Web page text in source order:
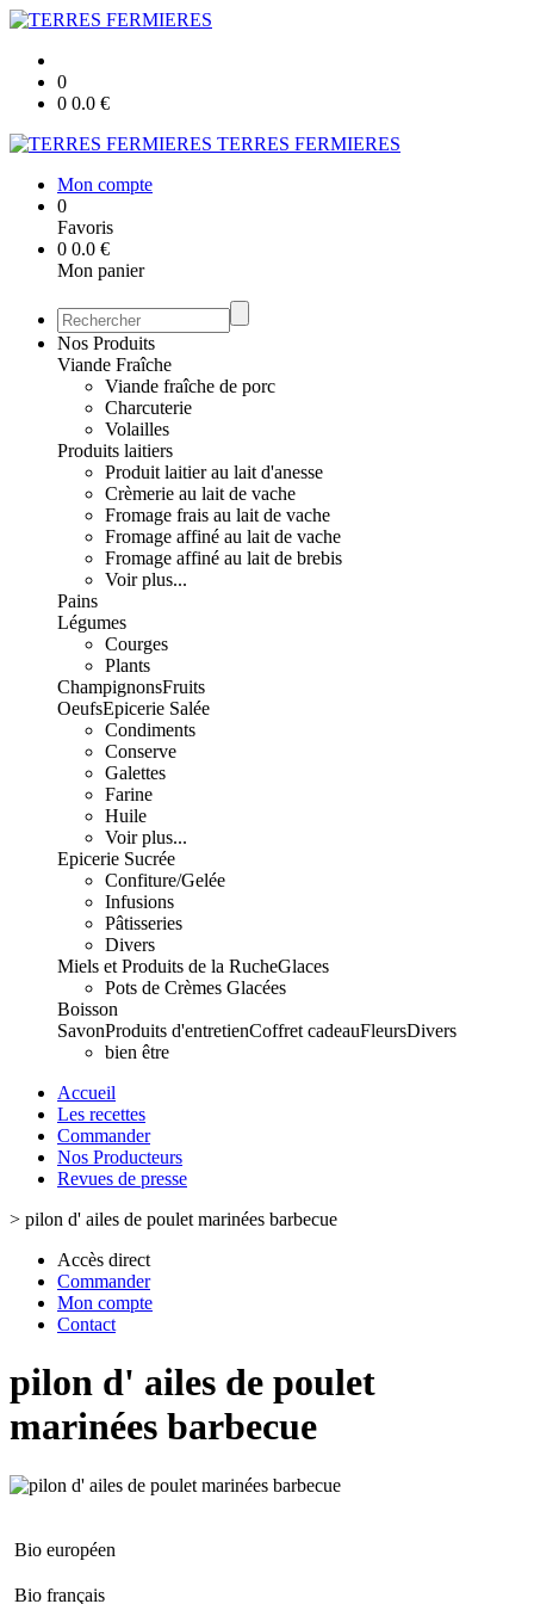
0
0 0.0 €
TERRES FERMIERES
Mon compte
0
Favoris
0 0.0 €
Mon panier
Nos Produits
Viande Fraîche
Viande fraîche de porc
Charcuterie
Volailles
Produits laitiers
Produit laitier au lait d'anesse
Crèmerie au lait de vache
Fromage frais au lait de vache
Fromage affiné au lait de vache
Fromage affiné au lait de brebis
Voir plus...
Pains
Légumes
Courges
Plants
ChampignonsFruits
OeufsEpicerie Salée
Condiments
Conserve
Galettes
Farine
Huile
Voir plus...
Epicerie Sucrée
Confiture/Gelée
Infusions
Pâtisseries
Divers
Miels et Produits de la RucheGlaces
Pots de Crèmes Glacées
Boisson
SavonProduits d'entretienCoffret cadeauFleursDivers
bien être
Accueil
Les recettes
Commander
Nos Producteurs
Revues de presse
> pilon d' ailes de poulet marinées barbecue
Accès direct
Commander
Mon compte
Contact
pilon d' ailes de poulet
marinées barbecue
Bio européen
Bio français